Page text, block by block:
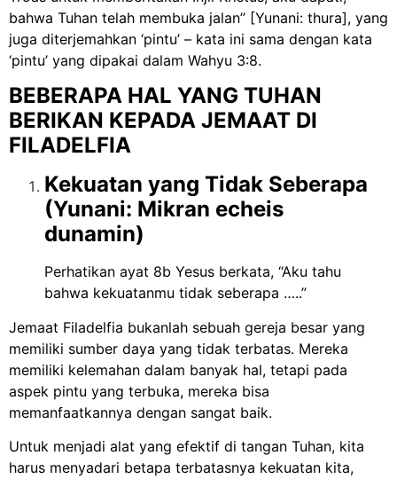
bahwa Tuhan telah membuka jalan” [Yunani: thura], yang
juga diterjemahkan ‘pintu’ – kata ini sama dengan kata
‘pintu’ yang dipakai dalam Wahyu 3:8.
BEBERAPA HAL YANG TUHAN
BERIKAN KEPADA JEMAAT DI
FILADELFIA
Kekuatan yang Tidak Seberapa
(Yunani: Mikran echeis
dunamin)
Perhatikan ayat 8b Yesus berkata, “Aku tahu
bahwa kekuatanmu tidak seberapa …..”
Jemaat Filadelfia bukanlah sebuah gereja besar yang
memiliki sumber daya yang tidak terbatas. Mereka
memiliki kelemahan dalam banyak hal, tetapi pada
aspek pintu yang terbuka, mereka bisa
memanfaatkannya dengan sangat baik.
Untuk menjadi alat yang efektif di tangan Tuhan, kita
harus menyadari betapa terbatasnya kekuatan kita,